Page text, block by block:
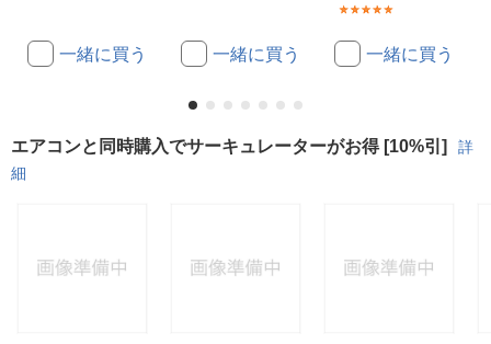
一緒に買う 一緒に買う 一緒に買う
エアコンと同時購入でサーキュレーターがお得 [10%引]
詳
細